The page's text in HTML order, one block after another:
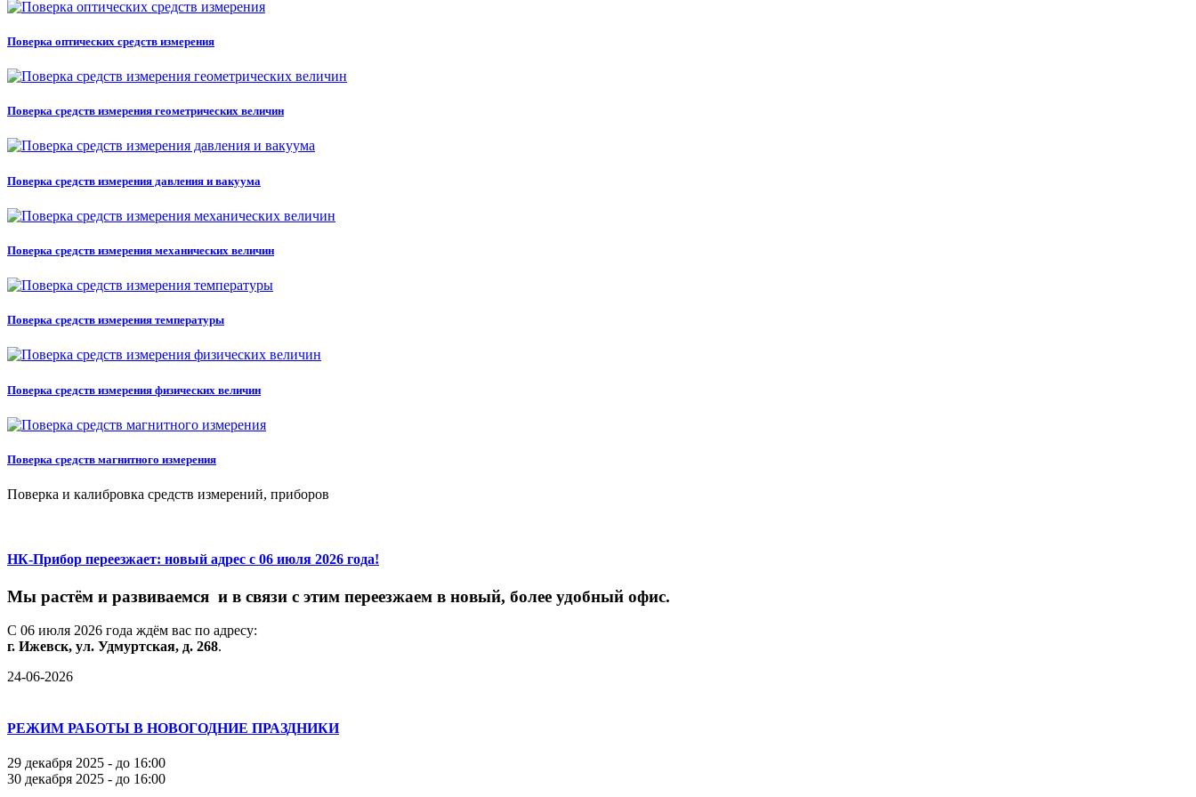
Поверка оптических средств измерения
Поверка средств измерения геометрических величин
Поверка средств измерения давления и вакуума
Поверка средств измерения механических величин
Поверка средств измерения температуры
Поверка средств измерения физических величин
Поверка средств магнитного измерения
Поверка и калибровка средств измерений, приборов
НК-Прибор переезжает: новый адрес с 06 июля 2026 года!
Мы растём и развиваемся и в связи с этим переезжаем в новый, более удобный офис.
С 06 июля 2026 года ждём вас по адресу:
г. Ижевск, ул. Удмуртская, д. 268.
24-06-2026
РЕЖИМ РАБОТЫ В НОВОГОДНИЕ ПРАЗДНИКИ
29 декабря 2025 - до 16:00
30 декабря 2025 - до 16:00